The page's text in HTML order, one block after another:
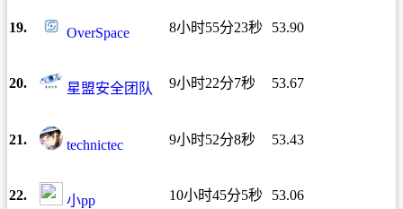
19. OverSpace 8小时55分23秒 53.90
20. 星盟安全团队 9小时22分7秒 53.67
21. technictec 9小时52分8秒 53.43
22. 小pp 10小时45分5秒 53.06